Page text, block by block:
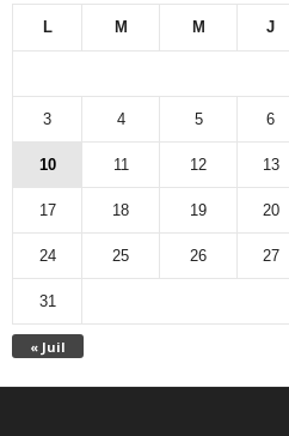
L M M J
« Juil
3 4 5 6
10 11 12 13
17 18 19 20
24 25 26 27
31